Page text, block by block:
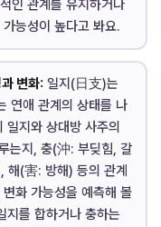
인 관계를 유지하거나
능성이 높다고 봐요.
변화: 일지(日支)는
연애 관계의 상태를 나
지와 상대방 사주의
는지, 충(沖: 부딪힘, 갈
(害: 방해) 등의 관계
화 가능성을 예측해 볼
지를 합하거나 충하는